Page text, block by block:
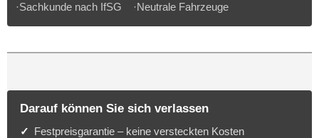
·Sachkunde nach IfSG ·Neutrale Fahrzeuge
Darauf können Sie sich verlassen
Festpreisgarantie – keine versteckten Kosten